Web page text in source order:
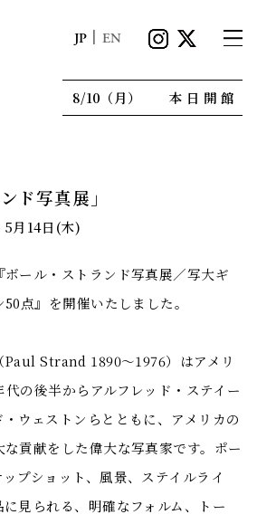
JP EN
8/10（月） 本日開館
ド写真展」
月14日(木)
ール・ストランド写真展／写大ギ
点』を開催いたしました。
Paul Strand 1890～1976）はアメリ
代の後半からアルフレッド・ステイー
ウェストンらとともに、アメリカの
貢献をした偉大な写真家です。ポー
プショット、風景、ステイルライ
見られる、明確なフォルム、トー